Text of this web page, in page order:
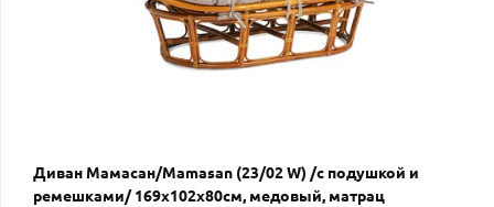
Диван Мамасан/Mamasan (23/02 W) /с подушкой и
ремешками/ 169х102х80см, медовый, матрац